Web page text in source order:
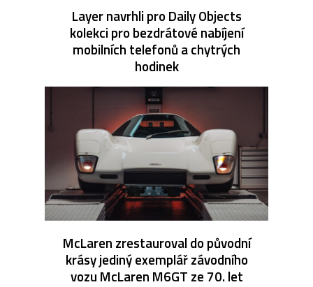
Layer navrhli pro Daily Objects
kolekci pro bezdrátové nabíjení
mobilních telefonů a chytrých
hodinek
McLaren zrestauroval do původní
krásy jediný exemplář závodního
vozu McLaren M6GT ze 70. let